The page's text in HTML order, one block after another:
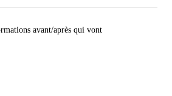
avant/après qui vont